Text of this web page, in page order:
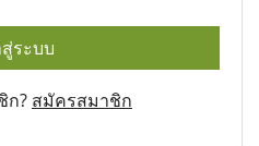
สู่ระบบ
ก? สมัครสมาชิก